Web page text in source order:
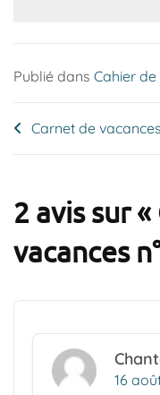
Publié dans Cahier
Navigation
Carnet de
2 avis sur «
vacances
16